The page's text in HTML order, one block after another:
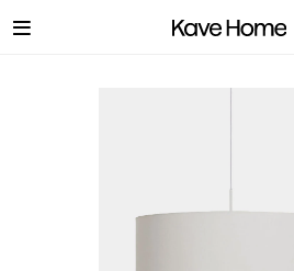

INGRESA TUS DATOS Y TE